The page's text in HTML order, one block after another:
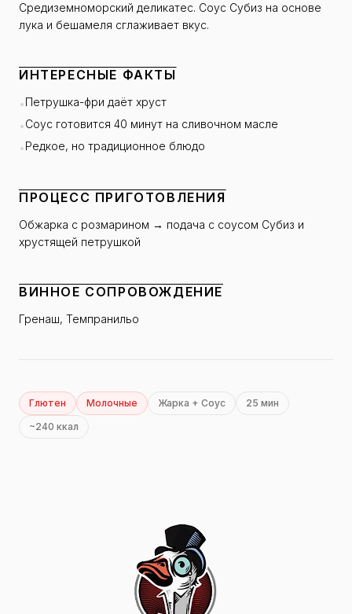
Средиземноморский деликатес. Соус Субиз на основе
лука и бешамеля сглаживает вкус.
ИНТЕРЕСНЫЕ ФАКТЫ
•Петрушка-фри даёт хруст
•Соус готовится 40 минут на сливочном масле
•Редкое, но традиционное блюдо
ПРОЦЕСС ПРИГОТОВЛЕНИЯ
Обжарка с розмарином → подача с соусом Субиз и
хрустящей петрушкой
ВИННОЕ СОПРОВОЖДЕНИЕ
Гренаш, Темпранильо
Глютен Молочные Жарка + Соус
25 мин
~240 ккал